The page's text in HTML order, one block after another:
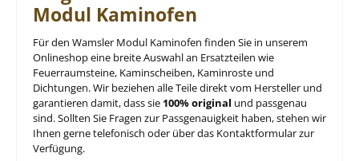
Modul Kaminofen
Für den Wamsler Modul Kaminofen finden Sie in unserem
Onlineshop eine breite Auswahl an Ersatzteilen wie
Feuerraumsteine, Kaminscheiben, Kaminroste und
Dichtungen. Wir beziehen alle Teile direkt vom Hersteller und
garantieren damit, dass sie 100% original und passgenau
sind. Sollten Sie Fragen zur Passgenauigkeit haben, stehen wir
Ihnen gerne telefonisch oder über das Kontaktformular zur
Verfügung.